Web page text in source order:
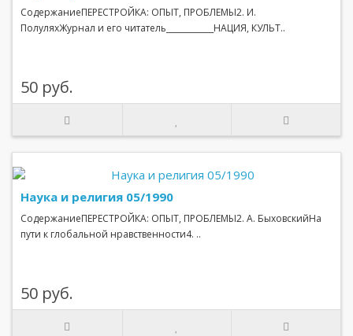
СодержаниеПЕРЕСТРОЙКА: ОПЫТ, ПРОБЛЕМЫ2. И.
ПолуляхЖурнал и его читатель____________НАЦИЯ, КУЛЬТ..
50 руб.
Наука и религия 05/1990
СодержаниеПЕРЕСТРОЙКА: ОПЫТ, ПРОБЛЕМЫ2. А. БыховскийНа
пути к глобальной нравственности4. ..
50 руб.